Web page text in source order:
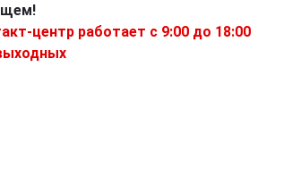
центр работает с 9:00 до 18:00